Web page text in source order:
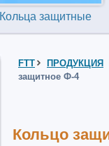
Кольца защитные
FTT
ПРОДУКЦИЯ
защитное Ф-4
Кольцо